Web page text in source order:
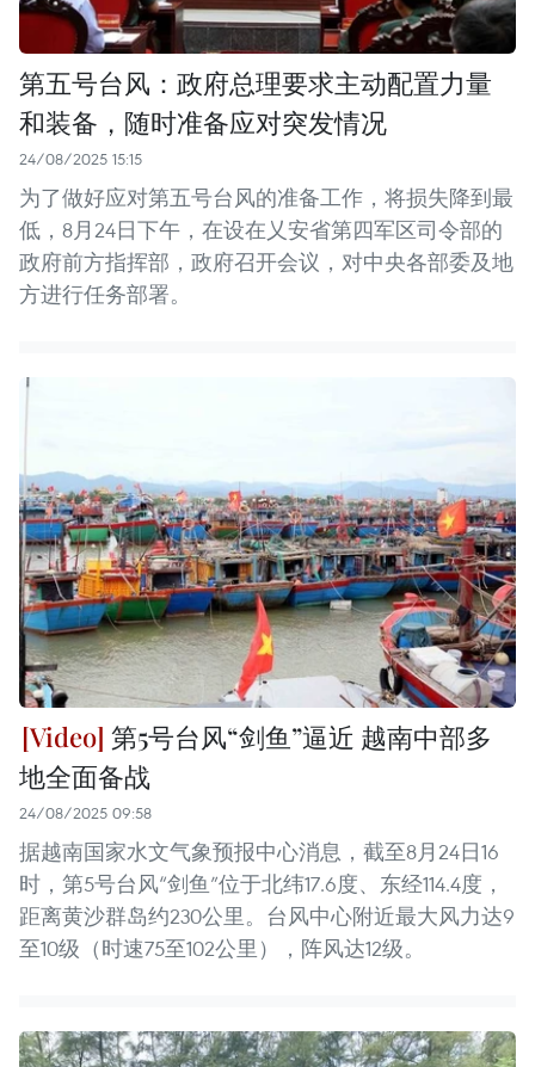
第五号台风：政府总理要求主动配置力量
和装备，随时准备应对突发情况
24/08/2025 15:15
为了做好应对第五号台风的准备工作，将损失降到最
低，8月24日下午，在设在乂安省第四军区司令部的
政府前方指挥部，政府召开会议，对中央各部委及地
方进行任务部署。
第5号台风“剑鱼”逼近 越南中部多
地全面备战
24/08/2025 09:58
据越南国家水文气象预报中心消息，截至8月24日16
时，第5号台风“剑鱼”位于北纬17.6度、东经114.4度，
距离黄沙群岛约230公里。台风中心附近最大风力达9
至10级（时速75至102公里），阵风达12级。